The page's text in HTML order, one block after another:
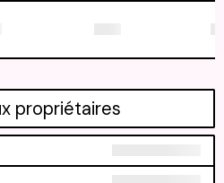
propriétaires